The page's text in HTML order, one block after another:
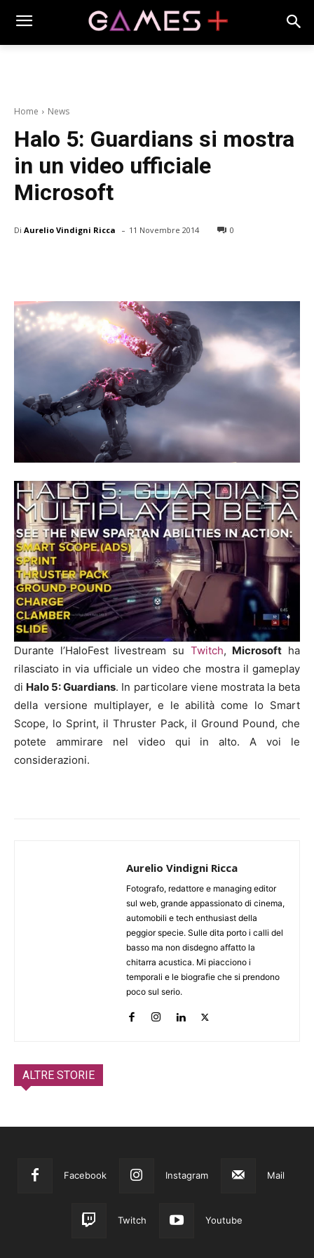
Home News
Halo 5: Guardians si mostra
in un video ufficiale
Microsoft
Di Aurelio Vindigni Ricca - 11 Novembre 2014 0
Durante l’HaloFest livestream su Twitch, Microsoft ha
rilasciato in via ufficiale un video che mostra il gameplay
di Halo 5: Guardians. In particolare viene mostrata la beta
della versione multiplayer, e le abilità come lo Smart
Scope, lo Sprint, il Thruster Pack, il Ground Pound, che
potete ammirare nel video qui in alto. A voi le
considerazioni.
Aurelio Vindigni Ricca
Fotografo, redattore e managing editor
sul web, grande appassionato di cinema,
automobili e tech enthusiast della
peggior specie. Sulle dita porto i calli del
basso ma non disdegno affatto la
chitarra acustica. Mi piacciono i
temporali e le biografie che si prendono
poco sul serio.
ALTRE STORIE
Facebook Instagram Mail
Twitch Youtube